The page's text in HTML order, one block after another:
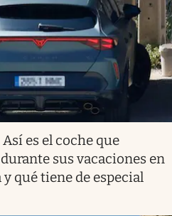
es el coche que
sus vacaciones en
qué tiene de especial